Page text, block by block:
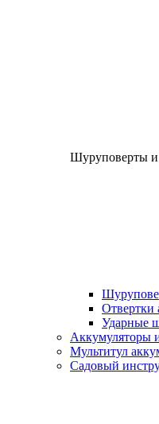
Шуруповерты и
Отвертки
Ударные
Аккумуляторы
Мультитул
Садовый